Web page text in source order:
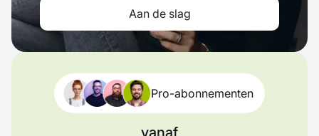
Aan de slag
Pro-abonnementen